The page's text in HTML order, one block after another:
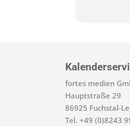
fortes medien
Hauptstraße 29
86925 Fuchstal-
Tel. +49 (0)8243